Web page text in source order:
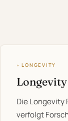
◦ LONGEVITY
Die Longevity
verfolgt